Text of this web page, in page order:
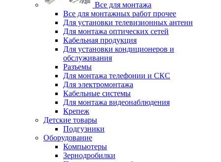
Все для монтажа
Все для монтажных работ прочее
Для установки телевизионных антенн
Для монтажа оптических сетей
Кабельная продукция
Для установки кондиционеров и
обслуживания
Разъемы
Для монтажа телефонии и СКС
Для электромонтажа
Кабельные системы
Для монтажа видеонаблюдения
Крепеж
Детские товары
Подгузники
Оборудование
Компьютеры
Зернодробилки